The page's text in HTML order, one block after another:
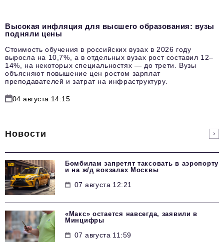
Высокая инфляция для высшего образования: вузы
подняли цены
Стоимость обучения в российских вузах в 2026 году
выросла на 10,7%, а в отдельных вузах рост составил 12–
14%, на некоторых специальностях — до трети. Вузы
объясняют повышение цен ростом зарплат
преподавателей и затрат на инфраструктуру.
04 августа 14:15
Новости
Бомбилам запретят таксовать в аэропорту
и на ж/д вокзалах Москвы
07 августа 12:21
«Макс» остается навсегда, заявили в
Минцифры
07 августа 11:59